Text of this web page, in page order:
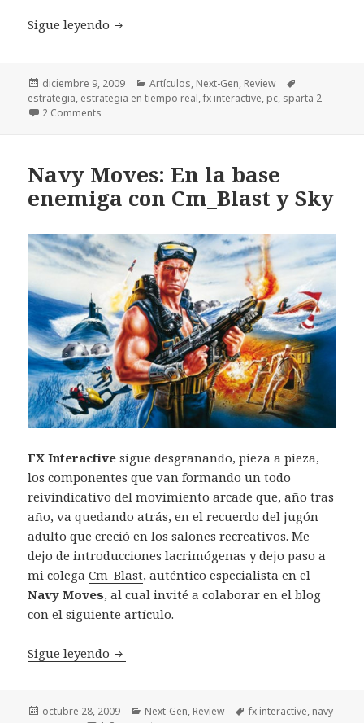
Sigue leyendo Review Sparta II: Las conquistas de
Publicado
el
diciembre 9, 2009 Categorías
Artículos, Next-Gen, Review
estrategia, estrategia en tiempo real,fx interactive, pc, sparta 2
2 Comments
Navy Moves: En la base
enemiga con Cm_Blast y Sky
FX Interactivesigue desgranando, pieza a pieza,
los componentes que van formando un todo
reivindicativo del movimiento arcade que, año tras
año, va quedando atrás, en el recuerdo del jugón
adulto que creció en los salones recreativos. Me
dejo de introducciones lacrimógenas y dejo paso a
mi colegaCm_Blast, auténtico especialista en el
Navy Moves, al cual invité a colaborar en el blog
con el siguiente artículo.
Sigue leyendo Navy Moves: En la base enemiga con
Publicado
octubre 28, 2009 Categorías
Next-Gen, Review Etiquetas
fx interactive, navy